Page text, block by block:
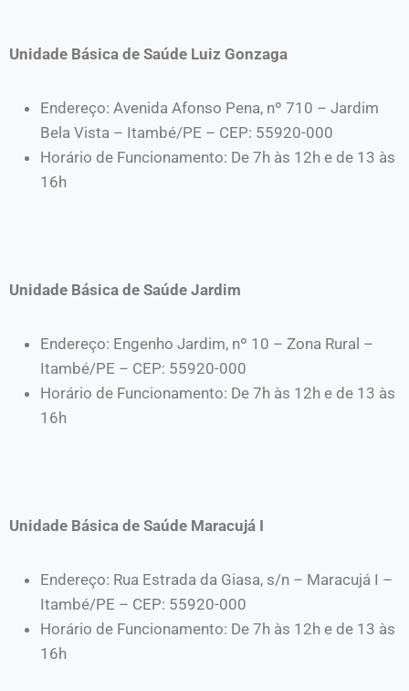
Unidade Básica de Saúde Luiz Gonzaga
Endereço: Avenida Afonso Pena, nº 710 – Jardim
Bela Vista – Itambé/PE – CEP: 55920-000
Horário de Funcionamento: De 7h às 12h e de 13 às
16h
Unidade Básica de Saúde Jardim
Endereço: Engenho Jardim, nº 10 – Zona Rural –
Itambé/PE – CEP: 55920-000
Horário de Funcionamento: De 7h às 12h e de 13 às
16h
Unidade Básica de Saúde Maracujá I
Endereço: Rua Estrada da Giasa, s/n – Maracujá I –
Itambé/PE – CEP: 55920-000
Horário de Funcionamento: De 7h às 12h e de 13 às
16h